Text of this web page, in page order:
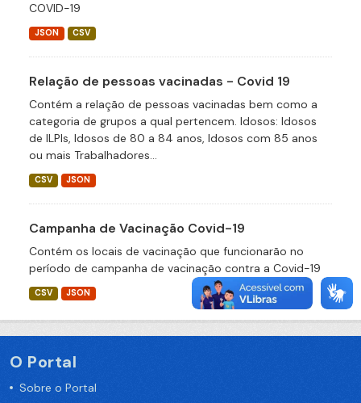
COVID-19
JSON CSV
Relação de pessoas vacinadas - Covid 19
Contém a relação de pessoas vacinadas bem como a
categoria de grupos a qual pertencem. Idosos: Idosos
de ILPIs, Idosos de 80 a 84 anos, Idosos com 85 anos
ou mais Trabalhadores...
CSV JSON
Campanha de Vacinação Covid-19
Contém os locais de vacinação que funcionarão no
período de campanha de vacinação contra a Covid-19
CSV JSON
O Portal
Sobre o Portal